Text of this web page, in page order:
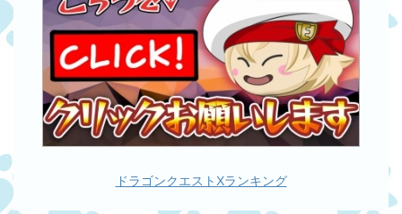
ドラゴンクエストXランキング